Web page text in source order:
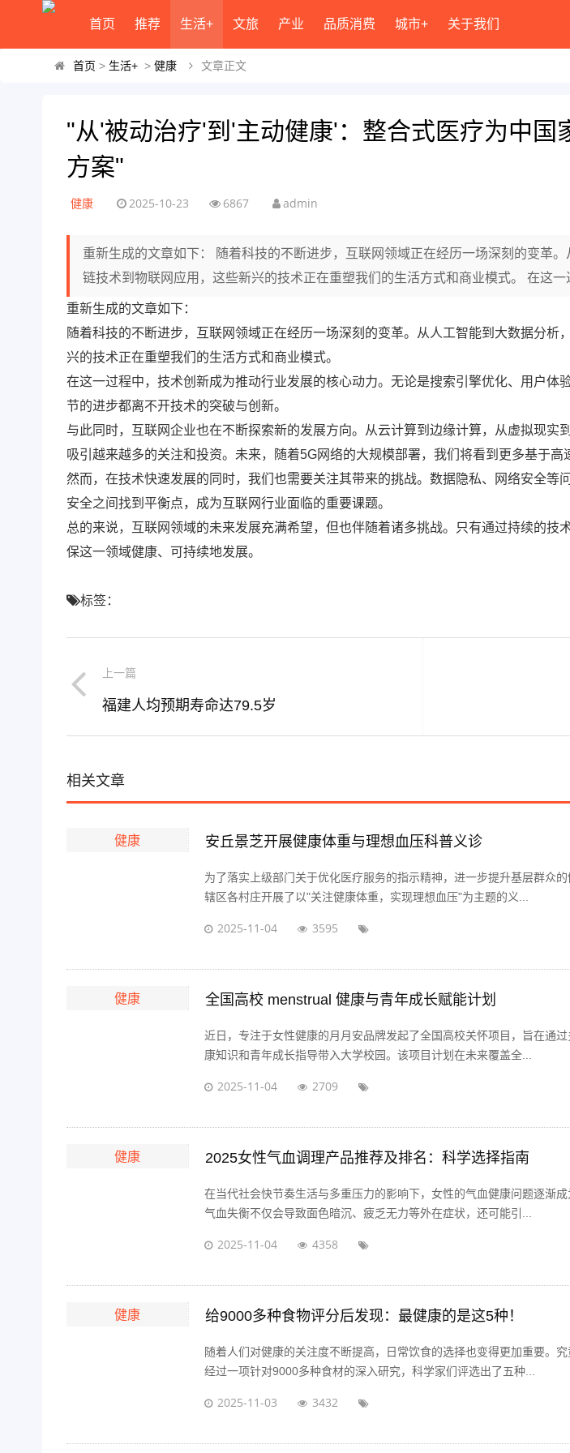
首页 推荐 生活+ 文旅 产业 品质消费 城市+ 关于我们
首页 > 生活+ > 健康 文章正文
"从'被动治疗'到'主动健康'：整合式医疗为中国
方案"
健康 2025-10-23 6867 admin
重新生成的文章如下： 随着科技的不断进步，互联网领域正在经历一场深刻的变革
链技术到物联网应用，这些新兴的技术正在重塑我们的生活方式和商业模式。 在这
重新生成的文章如下：
随着科技的不断进步，互联网领域正在经历一场深刻的变革。从人工智能到大数据分析
兴的技术正在重塑我们的生活方式和商业模式。
在这一过程中，技术创新成为推动行业发展的核心动力。无论是搜索引擎优化、用户体
节的进步都离不开技术的突破与创新。
与此同时，互联网企业也在不断探索新的发展方向。从云计算到边缘计算，从虚拟现实
吸引越来越多的关注和投资。未来，随着5G网络的大规模部署，我们将看到更多基于高
然而，在技术快速发展的同时，我们也需要关注其带来的挑战。数据隐私、网络安全等
安全之间找到平衡点，成为互联网行业面临的重要课题。
总的来说，互联网领域的未来发展充满希望，但也伴随着诸多挑战。只有通过持续的技
保这一领域健康、可持续地发展。
标签：
上一篇
福建人均预期寿命达79.5岁
相关文章
健康 安丘景芝开展健康体重与理想血压科普义诊
为了落实上级部门关于优化医疗服务的指示精神，进一步提升基层群众
辖区各村庄开展了以"关注健康体重，实现理想血压"为主题的义...
2025-11-04 3595
健康 全国高校 menstrual 健康与青年成长赋能计划
近日，专注于女性健康的月月安品牌发起了全国高校关怀项目，旨在通
康知识和青年成长指导带入大学校园。该项目计划在未来覆盖全...
2025-11-04 2709
健康 2025女性气血调理产品推荐及排名：科学选择指南
在当代社会快节奏生活与多重压力的影响下，女性的气血健康问题逐渐
气血失衡不仅会导致面色暗沉、疲乏无力等外在症状，还可能引...
2025-11-04 4358
健康 给9000多种食物评分后发现：最健康的是这5种！
随着人们对健康的关注度不断提高，日常饮食的选择也变得更加重要。
经过一项针对9000多种食材的深入研究，科学家们评选出了五种...
2025-11-03 3432